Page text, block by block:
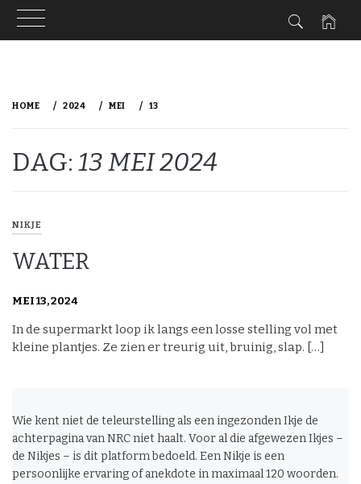
HOME 2024 MEI 13
DAG: 13 MEI 2024
NIKJE
WATER
MEI 13, 2024
In de supermarkt loop ik langs een losse stelling vol met
kleine plantjes. Ze zien er treurig uit, bruinig, slap. […]
Wie kent niet de teleurstelling als een ingezonden Ikje de
achterpagina van NRC niet haalt. Voor al die afgewezen Ikjes –
de Nikjes – is dit platform bedoeld. Een Nikje is een
persoonlijke ervaring of anekdote in maximaal 120 woorden.